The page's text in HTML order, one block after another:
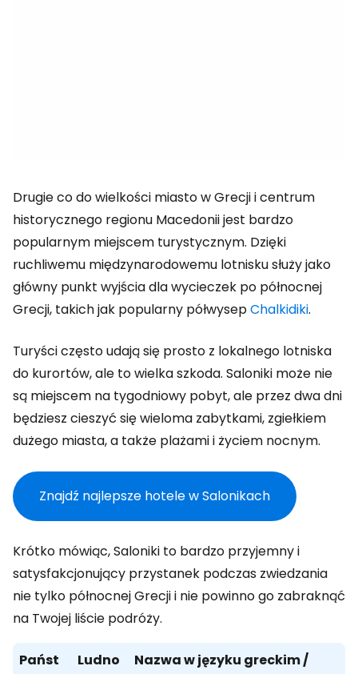
Drugie co do wielkości miasto w Grecji i centrum
historycznego regionu Macedonii jest bardzo
popularnym miejscem turystycznym. Dzięki
ruchliwemu międzynarodowemu lotnisku służy jako
główny punkt wyjścia dla wycieczek po północnej
Grecji, takich jak popularny półwysepChalkidiki.
Turyści często udają się prosto z lokalnego lotniska
do kurortów, ale to wielka szkoda. Saloniki może nie
są miejscem na tygodniowy pobyt, ale przez dwa dni
będziesz cieszyć się wieloma zabytkami, zgiełkiem
dużego miasta, a także plażami i życiem nocnym.
Znajdź najlepsze hotele w Salonikach
Krótko mówiąc, Saloniki to bardzo przyjemny i
satysfakcjonujący przystanek podczas zwiedzania
nie tylko północnej Grecji i nie powinno go zabraknąć
na Twojej liście podróży.
Państ
Ludno
Nazwa w języku greckim /